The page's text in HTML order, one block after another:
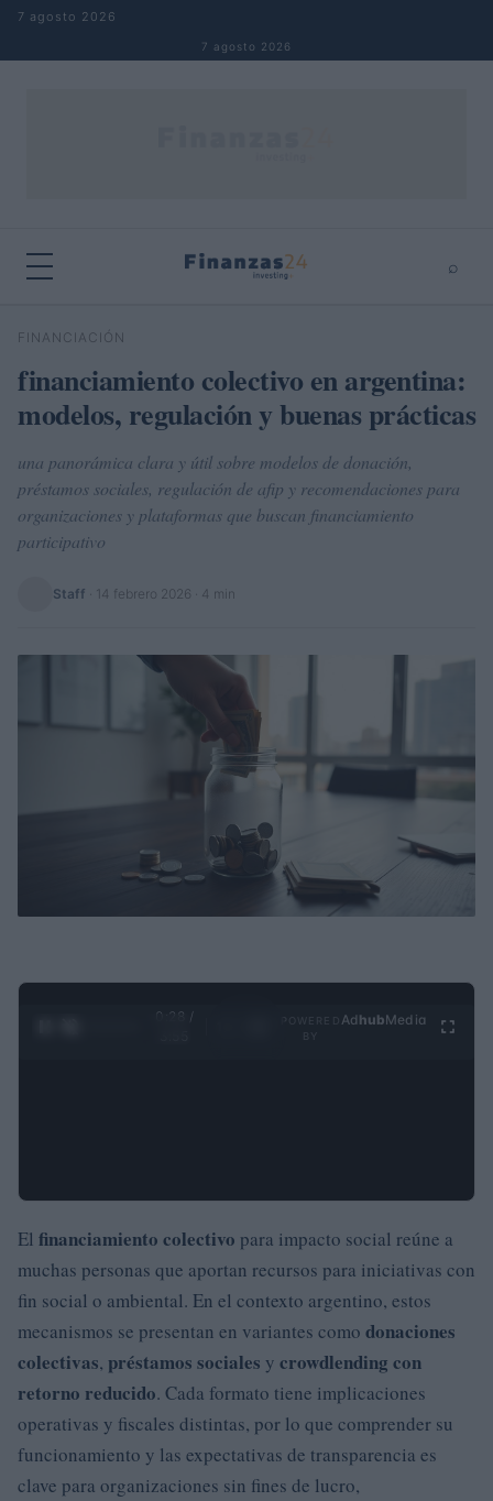
Saltar al contenido
7 agosto 2026
7 agosto 2026
⌕
Buscar
FINANCIACIÓN
financiamiento colectivo en argentina:
modelos, regulación y buenas prácticas
una panorámica clara y útil sobre modelos de donación,
préstamos sociales, regulación de afip y recomendaciones para
organizaciones y plataformas que buscan financiamiento
participativo
Staff 14 febrero 2026 · 4 min
0:29 /
Ad hubMedia
El financiamiento colectivo para impacto social reúne a
muchas personas que aportan recursos para iniciativas con
fin social o ambiental. En el contexto argentino, estos
mecanismos se presentan en variantes como donaciones
colectivas, préstamos sociales y crowdlending con
retorno reducido. Cada formato tiene implicaciones
operativas y fiscales distintas, por lo que comprender su
funcionamiento y las expectativas de transparencia es
clave para organizaciones sin fines de lucro,